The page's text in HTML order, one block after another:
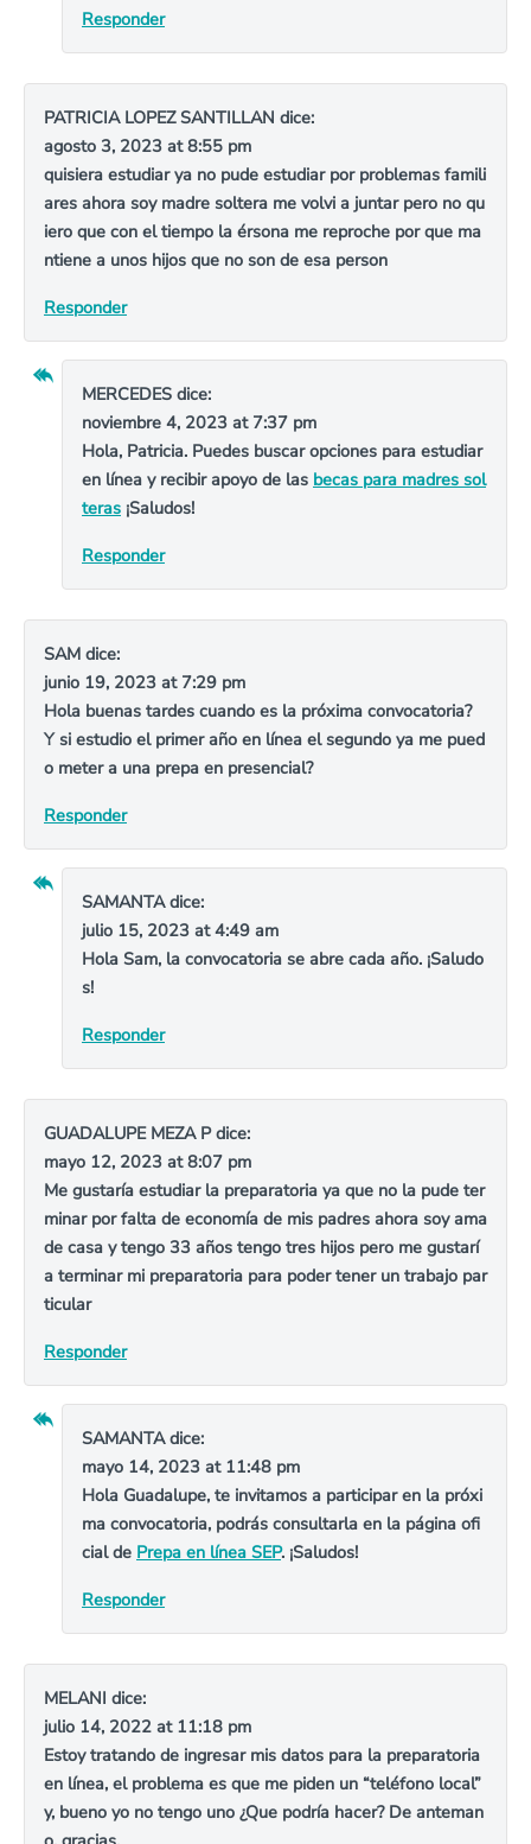
Responder
PATRICIA LOPEZ SANTILLAN dice:
agosto 3, 2023 at 8:55 pm
quisiera estudiar ya no pude estudiar por problemas famili
ares ahora soy madre soltera me volvi a juntar pero no qu
iero que con el tiempo la érsona me reproche por que ma
ntiene a unos hijos que no son de esa person
Responder
MERCEDES dice:
noviembre 4, 2023 at 7:37 pm
Hola, Patricia. Puedes buscar opciones para estudiar
en línea y recibir apoyo de las becas para madres sol
teras ¡Saludos!
Responder
SAM dice:
junio 19, 2023 at 7:29 pm
Hola buenas tardes cuando es la próxima convocatoria?
Y si estudio el primer año en línea el segundo ya me pued
o meter a una prepa en presencial?
Responder
SAMANTAdice:
julio 15, 2023 at 4:49 am
Hola Sam, la convocatoria se abre cada año. ¡Saludo
s!
Responder
GUADALUPE MEZA Pdice:
mayo 12, 2023 at 8:07 pm
Me gustaría estudiar la preparatoria ya que no la pude ter
minar por falta de economía de mis padres ahora soy ama
de casa y tengo 33 años tengo tres hijos pero me gustarí
a terminar mi preparatoria para poder tener un trabajo par
ticular
Responder
SAMANTAdice:
mayo 14, 2023 at 11:48 pm
Hola Guadalupe, te invitamos a participar en la próxi
ma convocatoria, podrás consultarla en la página ofi
cial de Prepa en línea SEP. ¡Saludos!
Responder
MELANI dice:
julio 14, 2022 at 11:18 pm
Estoy tratando de ingresar mis datos para la preparatoria
en línea, el problema es que me piden un “teléfono local”
y, bueno yo no tengo uno ¿Que podría hacer? De anteman